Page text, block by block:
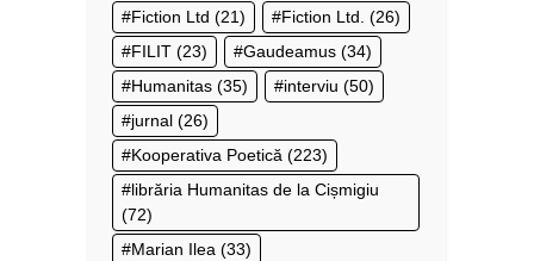
Fiction Ltd (21) Fiction Ltd. (26)
FILIT (23) Gaudeamus (34)
Humanitas (35) interviu (50)
jurnal (26)
Kooperativa Poetică (223)
librăria Humanitas de la Cișmigiu
(72)
Marian Ilea (33)